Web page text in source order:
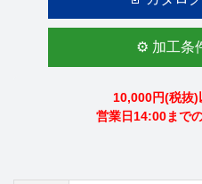
⚙️ 加工条
10,000円(税抜)
営業日14:00まで